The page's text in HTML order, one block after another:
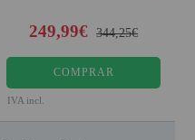
249,99€ 344,25€
COMPRAR
IVA incl.